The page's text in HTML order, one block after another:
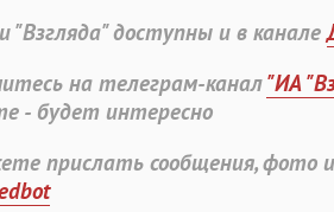
"Взгляда" доступны и в канале
на телеграм-канал"ИА
- будет интересно
прислать сообщения, фото